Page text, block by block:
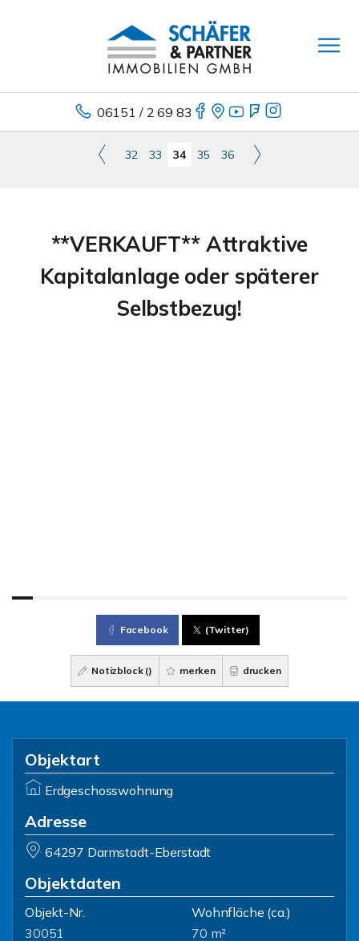
06151 / 2 69 83
32 33 34 35 36
**VERKAUFT** Attraktive
Kapitalanlage oder späterer
Selbstbezug!
Facebook (Twitter)
Notizblock () merken drucken
Objektart
Erdgeschosswohnung
Adresse
64297 Darmstadt-Eberstadt
Objektdaten
Objekt-Nr.
30051
Wohnfläche (ca.)
70 m²